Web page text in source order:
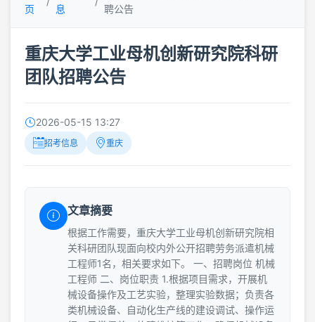
页
息
聘公告
重庆大学工业母机创新研究院科研
团队招聘公告
2026-05-15 13:27
招考信息 重庆
文章摘要
根据工作需要，重庆大学工业母机创新研究院相
关科研团队现面向校内外公开招聘劳务派遣机械
工程师1名，相关要求如下。 一、招聘岗位 机械
工程师 二、岗位职责 1.根据项目需求，开展机
械设备操作及工艺实验，整理实验数据；负责各
类机械设备、自动化生产线的建设调试、操作运